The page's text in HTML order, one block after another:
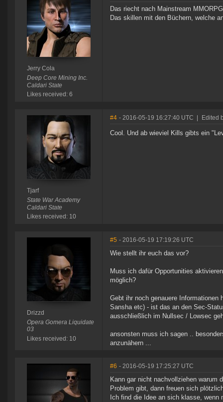
Jerry Cola
Deep Core Mining Inc.
Caldari State
Likes received: 6
Das riecht nach Mainstream
Das skillen mit den Büchern, welche
Tjarf
State War Academy
Caldari State
Likes received: 10
#4 - 2016-05-19 16:27:40 UTC Edited
Cool. Und ab wieviel Kills gibts ein
Drizzd
Opera Gomera Liquidate
03
Likes received: 10
#5 - 2016-05-19 17:19:26 UTC
Wie stellt ihr euch das vor?
Muss ich dafür Opportunities
möglich?
Gebt ihr noch genauere
Sansha etc) - ist das an den Sec-
ausschließlich im Nullsec / Lowsec
ansonsten muss ich sagen ..
anzunähern ...
#6 - 2016-05-19 17:25:27 UTC
Kann gar nicht nachvollziehen warum
Problem gibt, dann freuen sich
Ich find die Idee an sich klasse, wenn